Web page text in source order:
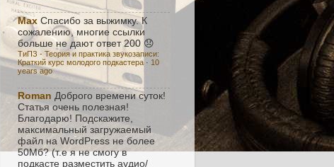
Max Спасибо за выжимку. К
сожалению, многие ссылки
больше не дают ответ 200 😞
ТиПЗ - Теория и практика звукозаписи:
Краткий курс молодого подкастера · 10
years ago
Roman Доброго времени суток!
Статья очень полезная!
Благодарю! Подскажите,
максимальный загружаемый
файл на WordPress не более
50Мб? (т.е я не смогу в
подкасте разместить аудио/